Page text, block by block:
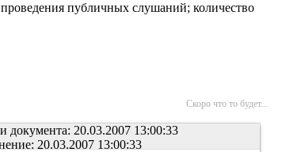
публичных слушаний; количество
Скоро что то будет...
документа: 20.03.2007 13:00:33
20.03.2007 13:00:33